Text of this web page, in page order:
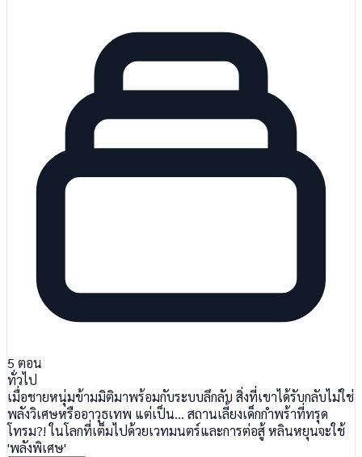
5 ตอน
ทั่วไป
เมื่อชายหนุ่มข้ามมิติมาพร้อมกับระบบลึกลับ สิ่งที่เขาได้รับกลับไม่ใช่
พลังวิเศษหรืออาวุธเทพ แต่เป็น... สถานเลี้ยงเด็กกำพร้าที่ทรุด
โทรม?! ในโลกที่เต็มไปด้วยเวทมนตร์และการต่อสู้ หลินหยุนจะใช้
'พลังพิเศษ'